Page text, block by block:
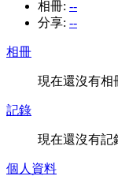
相冊: --
分享: --
相冊
現在還沒有相
記錄
現在還沒有記
個人資料